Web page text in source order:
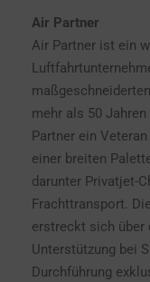
Air Partner
Air Partner ist ein
mehr als 50
Partner ein
einer breiten
darunter Privatjet-
Frachttransport.
erstreckt sich über
Unterstützung bei
Durchführung